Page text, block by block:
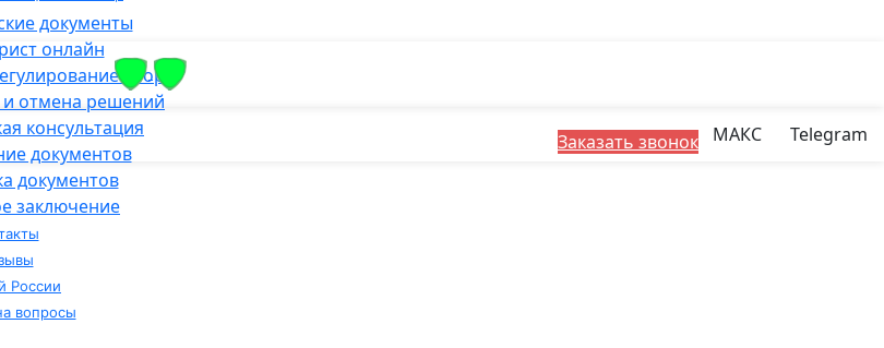
документы
онлайн
спора
отмена решений
консультация
документов
документов
заключение
России
вопросы
Заказать звонок МАКС Telegram